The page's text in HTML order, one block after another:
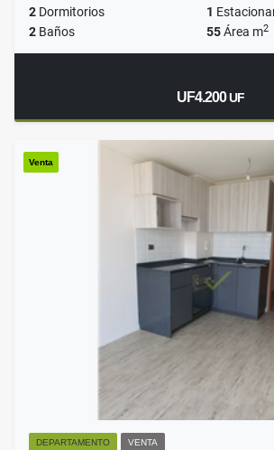
2 Dormitorios 1
2 Baños 55Área m2
UF4.200UF
Venta
DEPARTAMENTO VENTA